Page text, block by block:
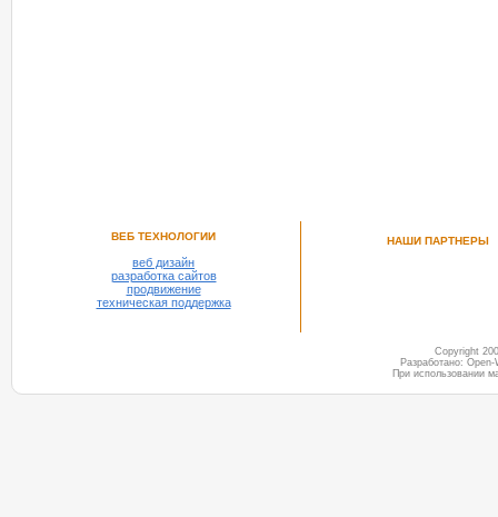
ВЕБ ТЕХНОЛОГИИ
веб дизайн
разработка сайтов
продвижение
техническая поддержка
НАШИ ПАРТНЕРЫ
Copyright
Разработано:
При использовании